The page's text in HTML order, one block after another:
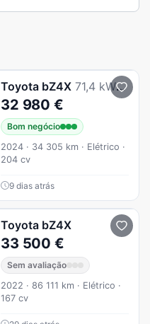
Toyota bZ4X 71,4 kWh Lounge
32 980 €
Bom negócio
2024 · 34 305 km · Elétrico ·
204 cv
9 dias atrás
Toyota bZ4X
33 500 €
Sem avaliação
2022 · 86 111 km · Elétrico ·
167 cv